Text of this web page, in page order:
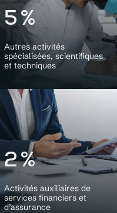
5%
Autres activités
spécialisées, scientifiques
et techniques
2%
Activités auxiliaires de
services financiers et
d’assurance